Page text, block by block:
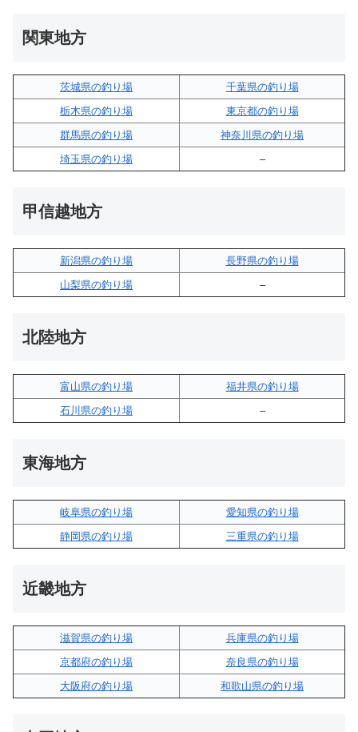
関東地方
茨城県の釣り場
千葉県の釣り場
栃木県の釣り場
東京都の釣り場
群馬県の釣り場
神奈川県の釣り場
埼玉県の釣り場
–
甲信越地方
新潟県の釣り場
長野県の釣り場
山梨県の釣り場
–
北陸地方
富山県の釣り場
福井県の釣り場
石川県の釣り場
–
東海地方
岐阜県の釣り場
愛知県の釣り場
静岡県の釣り場
三重県の釣り場
近畿地方
滋賀県の釣り場
兵庫県の釣り場
京都府の釣り場
奈良県の釣り場
大阪府の釣り場
和歌山県の釣り場